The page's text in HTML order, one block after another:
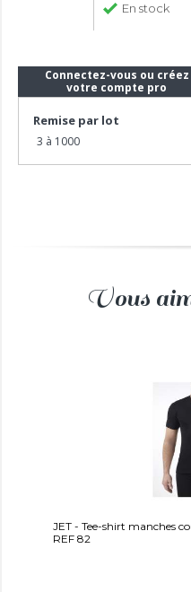
En stock
Connectez-vous ou créez
votre compte pro
Remise par lot
3 à 1000
Vous
JET - Tee-shirt manches
REF 82